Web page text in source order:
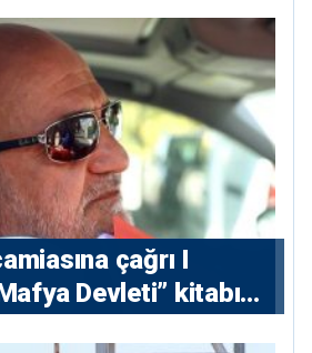
çağrı I
Devleti” kitabı